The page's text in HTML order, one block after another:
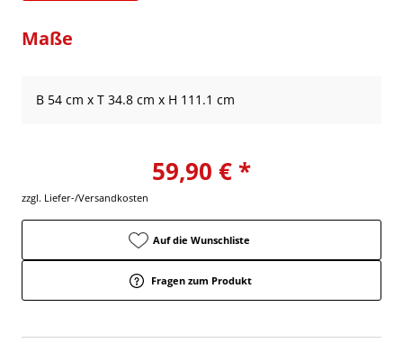
Maße
B 54 cm x T 34.8 cm x H 111.1 cm
59,90 € *
zzgl. Liefer-/Versandkosten
Auf die Wunschliste
Fragen zum Produkt